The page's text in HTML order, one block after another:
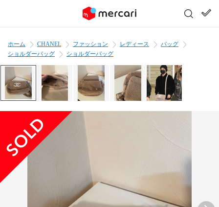
ホーム CHANEL ファッション レディース
バッグ
ショルダーバッグ
ショルダーバッグ